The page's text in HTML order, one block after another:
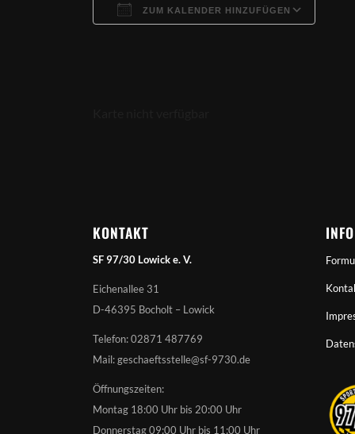
ZUM KALENDER HINZUFÜGEN
KONTAKT
SF 97/30 Lowick e. V.
Eichenallee 31
D-46395 Bocholt – Lowick
Telefon: 02871 487769
Mail: geschaeftsstelle@sf-9730.de
Öffnungszeiten:
Montag 18:00 Uhr bis 20:00 Uhr
Donnerstag 09:00 Uhr bis 11:00 Uhr